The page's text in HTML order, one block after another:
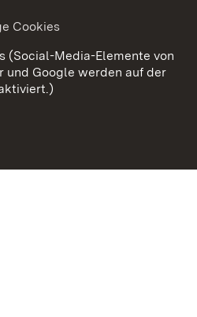
Cookies
Cookies
(Social-Media-Elemente von
und Google werden auf der